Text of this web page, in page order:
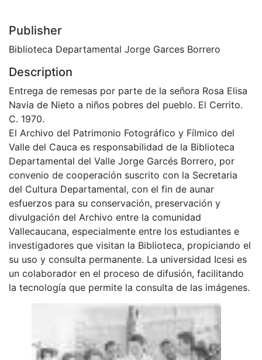
Publisher
Biblioteca Departamental Jorge Garces Borrero
Description
Entrega de remesas por parte de la señora Rosa Elisa
Navia de Nieto a niños pobres del pueblo. El Cerrito.
C. 1970.
El Archivo del Patrimonio Fotográfico y Fílmico del
Valle del Cauca es responsabilidad de la Biblioteca
Departamental del Valle Jorge Garcés Borrero, por
convenio de cooperación suscrito con la Secretaria
del Cultura Departamental, con el fin de aunar
esfuerzos para su conservación, preservación y
divulgación del Archivo entre la comunidad
Vallecaucana, especialmente entre los estudiantes e
investigadores que visitan la Biblioteca, propiciando el
su uso y consulta permanente. La universidad Icesi es
un colaborador en el proceso de difusión, facilitando
la tecnología que permite la consulta de las imágenes.